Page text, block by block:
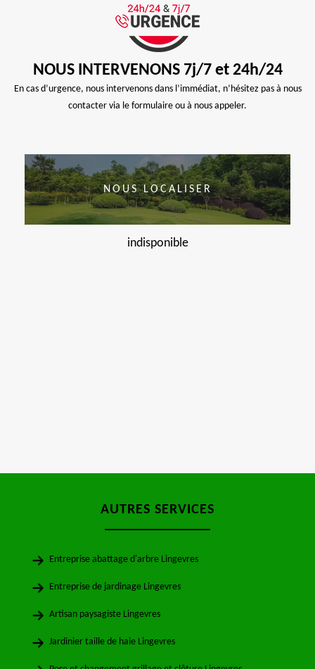
NOUS INTERVENONS 7j/7 et 24h/24
En cas d’urgence, nous intervenons dans l’immédiat, n’hésitez pas à nous
contacter via le formulaire ou à nous appeler.
NOUS LOCALISER
indisponible
AUTRES SERVICES
Entreprise abattage d'arbre Lingevres
Entreprise de jardinage Lingevres
Artisan paysagiste Lingevres
Jardinier taille de haie Lingevres